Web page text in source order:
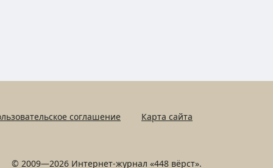
соглашение Карта сайта
© 2009—2026 Интернет-журнал «448 вёрст».